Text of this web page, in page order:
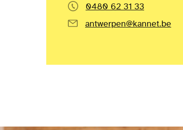
0480 62 31 33
antwerpen@kannet.be